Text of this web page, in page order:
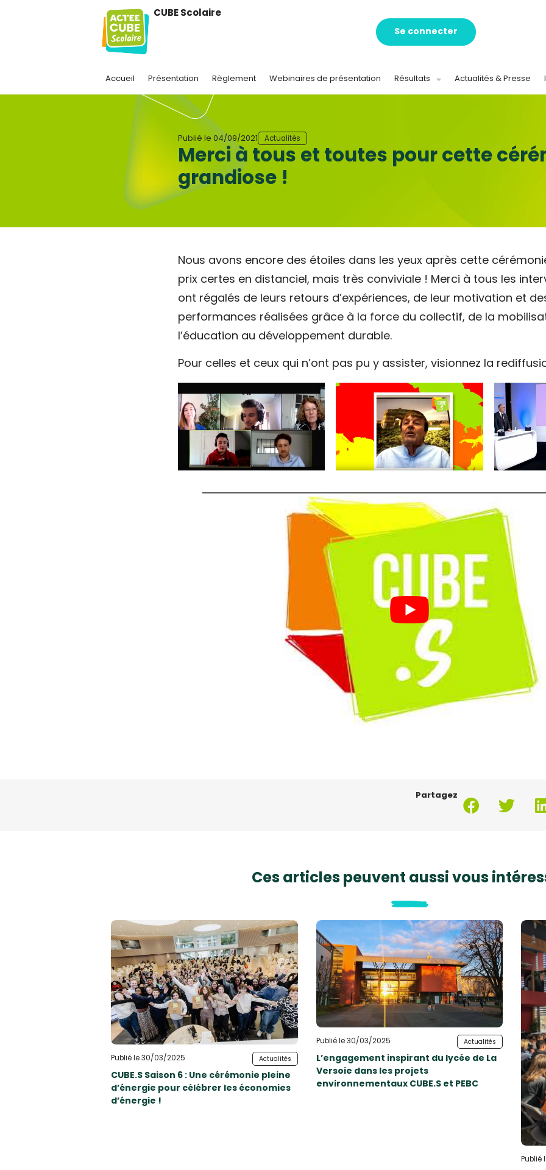
CUBE Scolaire
Se connecter
Accueil Présentation Règlement Webinaires de présentation Résultats Actualités & Presse
Publié le 04/09/2021 Actualités
Merci à tous et toutes pour cette
grandiose !
Nous avons encore des étoiles dans les yeux après cette
prix certes en distanciel, mais très conviviale ! Merci à tous les
ont régalés de leurs retours d’expériences, de leur motivation et
performances réalisées grâce à la force du collectif, de la
l’éducation au développement durable.
Pour celles et ceux qui n’ont pas pu y assister, visionnez la
Partagez
Ces articles peuvent aussi vous
Publié le 30/03/2025 Actualités
CUBE.S Saison 6 : Une cérémonie pleine
d’énergie pour célébrer les économies
d’énergie !
Publié le 30/03/2025 Actualités
L’engagement inspirant du lycée de La
Versoie dans les projets
environnementaux CUBE.S et PEBC
Publié